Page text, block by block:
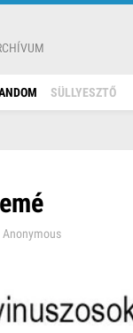
SÜLLYESZTŐ
Anonymous